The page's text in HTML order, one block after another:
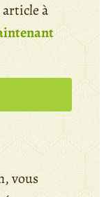
article à
vous